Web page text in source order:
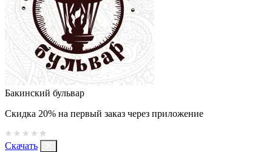
Бакинский бульвар
Скидка 20% на первый заказ через приложение
Скачать